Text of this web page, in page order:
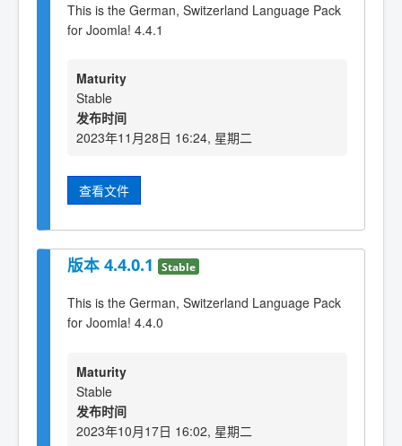
This is the German, Switzerland Language Pack
for Joomla! 4.4.1
Maturity
Stable
发布时间
2023年11月28日 16:24, 星期二
查看文件
版本 4.4.0.1 Stable
This is the German, Switzerland Language Pack
for Joomla! 4.4.0
Maturity
Stable
发布时间
2023年10月17日 16:02, 星期二